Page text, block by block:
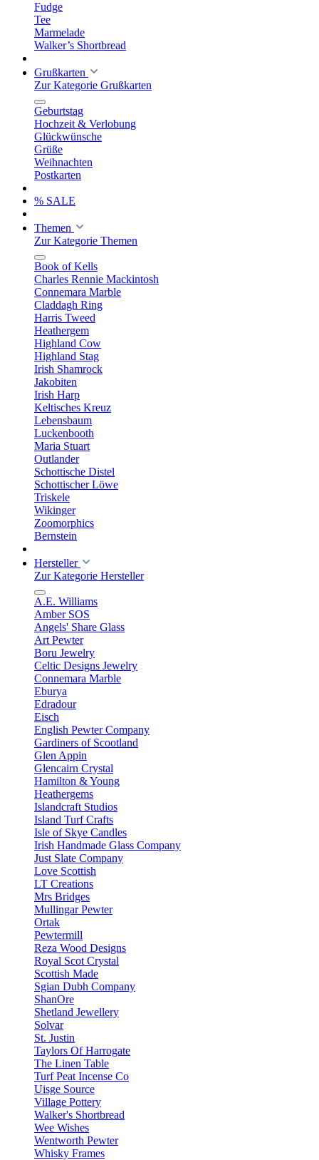
Fudge
Tee
Marmelade
Walker’s Shortbread
Grußkarten
Zur Kategorie Grußkarten
Geburtstag
Hochzeit & Verlobung
Glückwünsche
Grüße
Weihnachten
Postkarten
% SALE
Themen
Zur Kategorie Themen
Book of Kells
Charles Rennie Mackintosh
Connemara Marble
Claddagh Ring
Harris Tweed
Heathergem
Highland Cow
Highland Stag
Irish Shamrock
Jakobiten
Irish Harp
Keltisches Kreuz
Lebensbaum
Luckenbooth
Maria Stuart
Outlander
Schottische Distel
Schottischer Löwe
Triskele
Wikinger
Zoomorphics
Bernstein
Hersteller
Zur Kategorie Hersteller
A.E. Williams
Amber SOS
Angels' Share Glass
Art Pewter
Boru Jewelry
Celtic Designs Jewelry
Connemara Marble
Eburya
Edradour
Eisch
English Pewter Company
Gardiners of Scootland
Glen Appin
Glencairn Crystal
Hamilton & Young
Heathergems
Islandcraft Studios
Island Turf Crafts
Isle of Skye Candles
Irish Handmade Glass Company
Just Slate Company
Love Scottish
LT Creations
Mrs Bridges
Mullingar Pewter
Ortak
Pewtermill
Reza Wood Designs
Royal Scot Crystal
Scottish Made
Sgian Dubh Company
ShanOre
Shetland Jewellery
Solvar
St. Justin
Taylors Of Harrogate
The Linen Table
Turf Peat Incense Co
Uisge Source
Village Pottery
Walker's Shortbread
Wee Wishes
Wentworth Pewter
Whisky Frames